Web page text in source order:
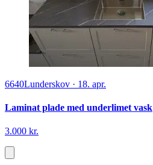
6640Lunderskov · 18. apr.
Laminat plade med underlimet vask
3.000 kr.